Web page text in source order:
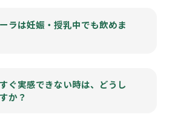
ラは妊娠・授乳中でも飲めま
ぐ実感できない時は、どうし
か？